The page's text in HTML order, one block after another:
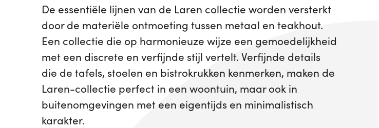
De essentiële lijnen van de Laren collectie worden versterkt
door de materiële ontmoeting tussen metaal en teakhout.
Een collectie die op harmonieuze wijze een gemoedelijkheid
met een discrete en verfijnde stijl vertelt. Verfijnde details
die de tafels, stoelen en bistrokrukken kenmerken, maken de
Laren-collectie perfect in een woontuin, maar ook in
buitenomgevingen met een eigentijds en minimalistisch
karakter.